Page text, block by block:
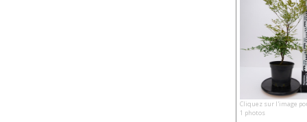
Cliquez sur l'image
1 photos